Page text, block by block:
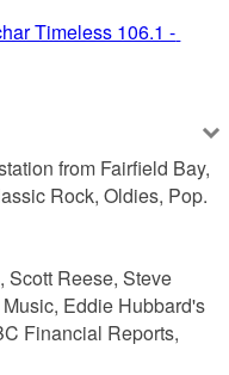
Timeless 106.1 -
from Fairfield Bay,
Rock, Oldies, Pop.
Scott Reese, Steve
Eddie Hubbard's
Financial Reports,